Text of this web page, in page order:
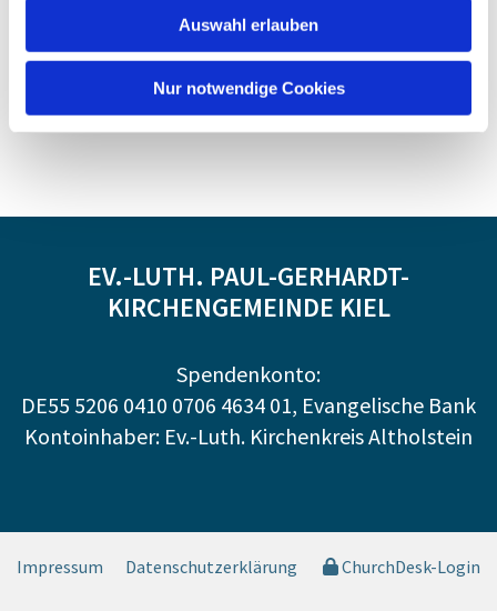
Auswahl erlauben
Nur notwendige Cookies
EV.-LUTH. PAUL-GERHARDT-
KIRCHENGEMEINDE KIEL
Spendenkonto:
DE55 5206 0410 0706 4634 01, Evangelische Bank
Kontoinhaber: Ev.-Luth. Kirchenkreis Altholstein
Impressum Datenschutzerklärung ChurchDesk-Login